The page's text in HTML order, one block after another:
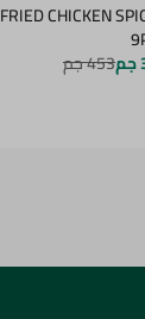
FRIED CHICKEN
453 جم